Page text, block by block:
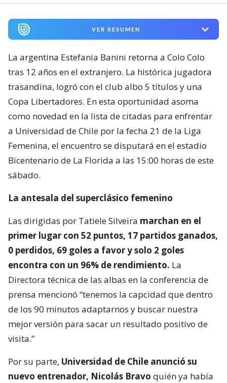
VER RESUMEN
La argentina Estefanía Banini retorna a Colo Colo
tras 12 años en el extranjero. La histórica jugadora
trasandina, logró con el club albo 5 títulos y una
Copa Libertadores. En esta oportunidad asoma
como novedad en la lista de citadas para enfrentar
a Universidad de Chile por la fecha 21 de la Liga
Femenina, el encuentro se disputará en el estadio
Bicentenario de La Florida a las 15:00 horas de este
sábado.
La antesala del superclásico femenino
Las dirigidas por Tatiele Silveira marchan en el
primer lugar con 52 puntos, 17 partidos ganados,
0 perdidos, 69 goles a favor y solo 2 goles
encontra con un 96% de rendimiento. La
Directora técnica de las albas en la conferencia de
prensa mencionó “tenemos la capcidad que dentro
de los 90 minutos adaptarnos y buscar nuestra
mejor versión para sacar un resultado positivo de
visita.”
Por su parte, Universidad de Chile anunció su
nuevo entrenador, Nicolás Bravo quién ya había